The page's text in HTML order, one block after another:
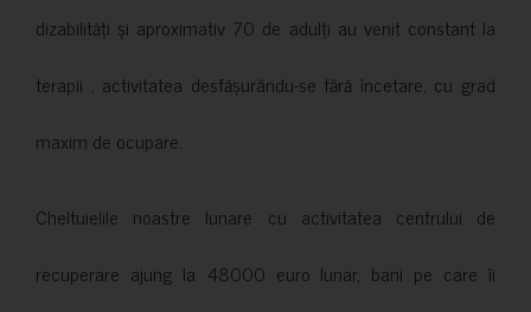
dizabilități și aproximativ 70 de adulți au venit constant la
terapii , activitatea desfășurându-se fără încetare, cu grad
maxim de ocupare.
Cheltuielile noastre lunare cu activitatea centrului de
recuperare ajung la 48000 euro lunar, bani pe care îi